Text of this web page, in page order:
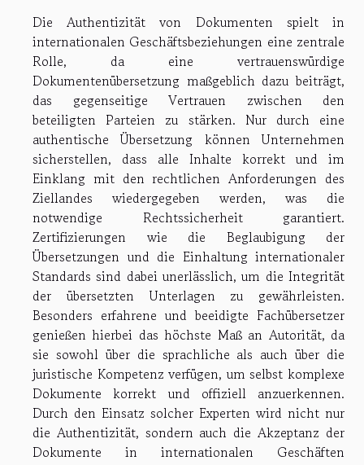
Die Authentizität von Dokumenten spielt in
internationalen Geschäftsbeziehungen eine zentrale
Rolle, da eine vertrauenswürdige
Dokumentenübersetzung maßgeblich dazu beiträgt,
das gegenseitige Vertrauen zwischen den
beteiligten Parteien zu stärken. Nur durch eine
authentische Übersetzung können Unternehmen
sicherstellen, dass alle Inhalte korrekt und im
Einklang mit den rechtlichen Anforderungen des
Ziellandes wiedergegeben werden, was die
notwendige Rechtssicherheit garantiert.
Zertifizierungen wie die Beglaubigung der
Übersetzungen und die Einhaltung internationaler
Standards sind dabei unerlässlich, um die Integrität
der übersetzten Unterlagen zu gewährleisten.
Besonders erfahrene und beeidigte Fachübersetzer
genießen hierbei das höchste Maß an Autorität, da
sie sowohl über die sprachliche als auch über die
juristische Kompetenz verfügen, um selbst komplexe
Dokumente korrekt und offiziell anzuerkennen.
Durch den Einsatz solcher Experten wird nicht nur
die Authentizität, sondern auch die Akzeptanz der
Dokumente in internationalen Geschäften